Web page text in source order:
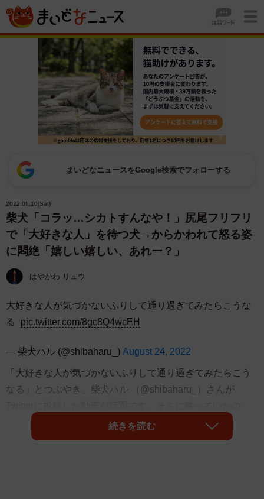
まいどなニュースをGoogle検索でフォローする
2022.09.10(Sat)
柴犬「コラッ…シカトすんなや！」尻尾フリフリ
で「大好きな人」を待つ犬→からかわれて怒る姿
に悶絶「嬉しい嬉しい、あれー？」
はやかわ リュウ
大好きな人が気づかないふりして通り過ぎてみたらこうな
る
pic.twitter.com/8gc8Q4wcEH
— 柴犬ハル (@shibaharu_) August 24, 2022
「大好きな人が気づかないふりして通り過ぎてみたらこう
なる」とつぶやき、柴犬ハル （@shibaharu_）さんが
は、「大好きな人」がこちらにやって来たことに気づき、
巻き尻尾をプリプリプリ！と嬉しそうにふり続ける柴犬の
続きを読む